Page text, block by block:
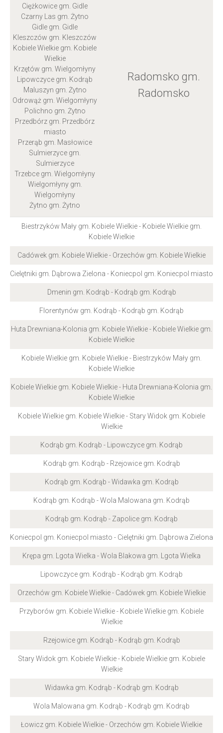
Ciężkowice gm. Gidle
Czarny Las gm. Żytno
Gidle gm. Gidle
Kleszczów gm. Kleszczów
Kobiele Wielkie gm. Kobiele
Wielkie
Krzętów gm. Wielgomłyny
Lipowczyce gm. Kodrąb
Maluszyn gm. Żytno
Odrowąż gm. Wielgomłyny
Polichno gm. Żytno
Przedbórz gm. Przedbórz
miasto
Przerąb gm. Masłowice
Sulmierzyce gm.
Sulmierzyce
Trzebce gm. Wielgomłyny
Wielgomłyny gm.
Wielgomłyny
Żytno gm. Żytno
Radomsko gm.
Radomsko
Biestrzyków Mały gm. Kobiele Wielkie - Kobiele Wielkie gm.
Kobiele Wielkie
Cadówek gm. Kobiele Wielkie - Orzechów gm. Kobiele Wielkie
Cielętniki gm. Dąbrowa Zielona - Koniecpol gm. Koniecpol miasto
Dmenin gm. Kodrąb - Kodrąb gm. Kodrąb
Florentynów gm. Kodrąb - Kodrąb gm. Kodrąb
Huta Drewniana-Kolonia gm. Kobiele Wielkie - Kobiele Wielkie gm.
Kobiele Wielkie
Kobiele Wielkie gm. Kobiele Wielkie - Biestrzyków Mały gm.
Kobiele Wielkie
Kobiele Wielkie gm. Kobiele Wielkie - Huta Drewniana-Kolonia gm.
Kobiele Wielkie
Kobiele Wielkie gm. Kobiele Wielkie - Stary Widok gm. Kobiele
Wielkie
Kodrąb gm. Kodrąb - Lipowczyce gm. Kodrąb
Kodrąb gm. Kodrąb - Rzejowice gm. Kodrąb
Kodrąb gm. Kodrąb - Widawka gm. Kodrąb
Kodrąb gm. Kodrąb - Wola Malowana gm. Kodrąb
Kodrąb gm. Kodrąb - Zapolice gm. Kodrąb
Koniecpol gm. Koniecpol miasto - Cielętniki gm. Dąbrowa Zielona
Krępa gm. Lgota Wielka - Wola Blakowa gm. Lgota Wielka
Lipowczyce gm. Kodrąb - Kodrąb gm. Kodrąb
Orzechów gm. Kobiele Wielkie - Cadówek gm. Kobiele Wielkie
Przyborów gm. Kobiele Wielkie - Kobiele Wielkie gm. Kobiele
Wielkie
Rzejowice gm. Kodrąb - Kodrąb gm. Kodrąb
Stary Widok gm. Kobiele Wielkie - Kobiele Wielkie gm. Kobiele
Wielkie
Widawka gm. Kodrąb - Kodrąb gm. Kodrąb
Wola Malowana gm. Kodrąb - Kodrąb gm. Kodrąb
Łowicz gm. Kobiele Wielkie - Orzechów gm. Kobiele Wielkie